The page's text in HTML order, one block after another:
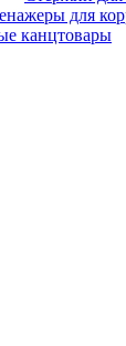
для
канцтовары